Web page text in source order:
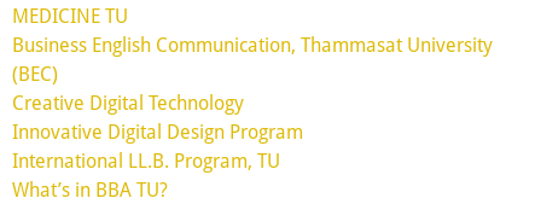
MEDICINE TU
Business English Communication, Thammasat University
(BEC)
Creative Digital Technology
Innovative Digital Design Program
International LL.B. Program, TU
What’s in BBA TU?